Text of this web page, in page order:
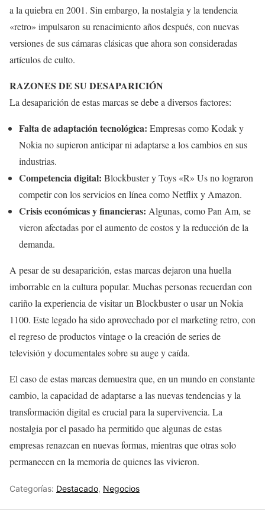
a la quiebra en 2001. Sin embargo, la nostalgia y la tendencia
«retro» impulsaron su renacimiento años después, con nuevas
versiones de sus cámaras clásicas que ahora son consideradas
artículos de culto.
RAZONES DE SU DESAPARICIÓN
La desaparición de estas marcas se debe a diversos factores:
Falta de adaptación tecnológica: Empresas como Kodak y
Nokia no supieron anticipar ni adaptarse a los cambios en sus
industrias.
Competencia digital: Blockbuster y Toys «R» Us no lograron
competir con los servicios en línea como Netflix y Amazon.
Crisis económicas y financieras: Algunas, como Pan Am, se
vieron afectadas por el aumento de costos y la reducción de la
demanda.
A pesar de su desaparición, estas marcas dejaron una huella
imborrable en la cultura popular. Muchas personas recuerdan con
cariño la experiencia de visitar un Blockbuster o usar un Nokia
1100. Este legado ha sido aprovechado por el marketing retro, con
el regreso de productos vintage o la creación de series de
televisión y documentales sobre su auge y caída.
El caso de estas marcas demuestra que, en un mundo en constante
cambio, la capacidad de adaptarse a las nuevas tendencias y la
transformación digital es crucial para la supervivencia. La
nostalgia por el pasado ha permitido que algunas de estas
empresas renazcan en nuevas formas, mientras que otras solo
permanecen en la memoria de quienes las vivieron.
Categorías: Destacado, Negocios